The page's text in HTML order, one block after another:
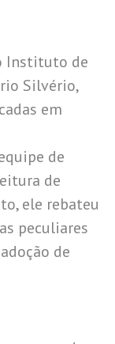
Instituto de
Silvério,
em
de
de
ele rebateu
peculiares
de